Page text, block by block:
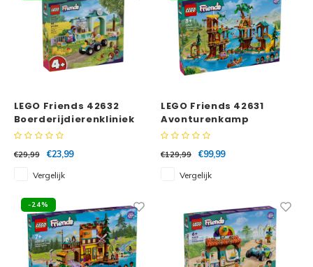
Jurassic World
Minifiguren
Minions
Overwatch
Speed Champions
LEGO Friends 42632
Boerderijdierenkliniek
€29,99
€23,99
Vergelijk
LEGO Friends 42631
Avonturenkamp
boomhut
€129,99
€99,99
Vergelijk
-24%